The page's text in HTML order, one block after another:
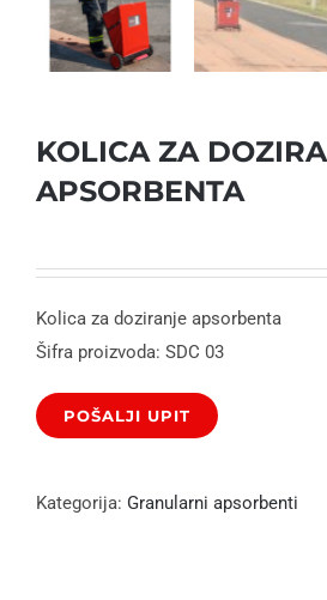
KOLICA ZA
APSORBENTA
Kolica za doziranje apsorbenta
Šifra proizvoda: SDC 03
Kategorija: Granularni apsorbenti